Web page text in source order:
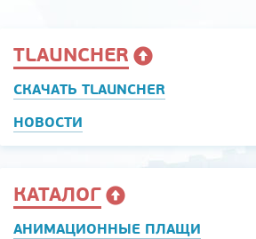
TLAUNCHER
СКАЧАТЬ TLAUNCHER
НОВОСТИ
КАТАЛОГ
АНИМАЦИОННЫЕ ПЛАЩИ